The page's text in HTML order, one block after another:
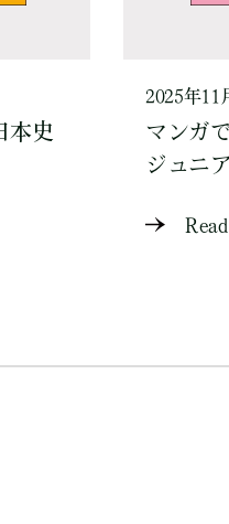
本史
2025年11
マンガ
ジュニ